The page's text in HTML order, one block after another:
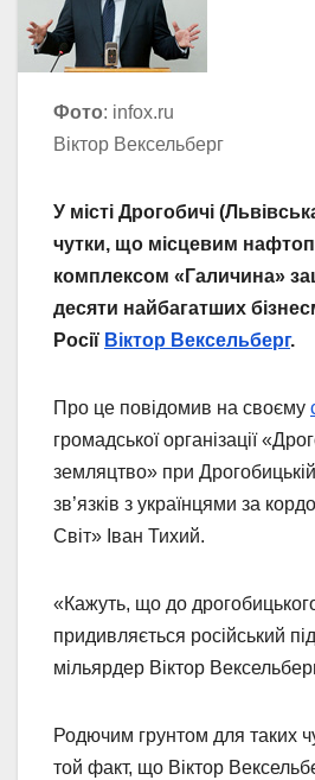
Фото: infox.ru
Віктор Вексельберг
У місті Дрогобичі
чутки, що місцевим
комплексом «Галичина»
десяти найбагатших
Росії Віктор Вексельберг.
Про це повідомив на своєму
громадської організації
земляцтво» при
зв’язків з українцями за
Світ» Іван Тихий.
«Кажуть, що до
придивляється російський
мільярдер Віктор
Родючим грунтом для таких
той факт, що Віктор